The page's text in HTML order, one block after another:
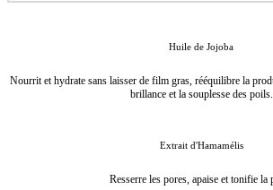
-
Huile de Jojoba
Nourrit et hydrate sans laisser de film gras, rééquilibre la
brillance et la souplesse des poils.
Extrait d'Hamamélis
Resserre les pores, apaise et tonifie la